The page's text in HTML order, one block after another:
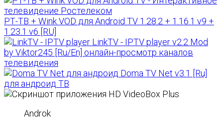
РТ-ТВ + Wink VOD для Android TV 1.28.2 + 1.16.1 v9 +
1.23.1 v6 [RU]
LinkTV - IPTV player v2.2 Mod
by Viktor245 [Ru/En] онлайн-просмотр каналов
телевидения
Doma TV Net v3.1 [Ru]
для андроид ТВ
Androk